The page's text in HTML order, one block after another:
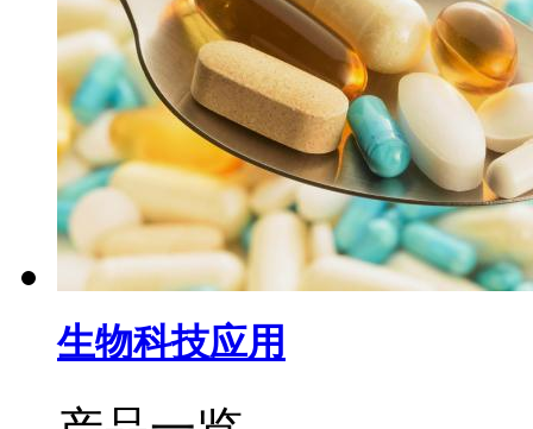
生物科技应用